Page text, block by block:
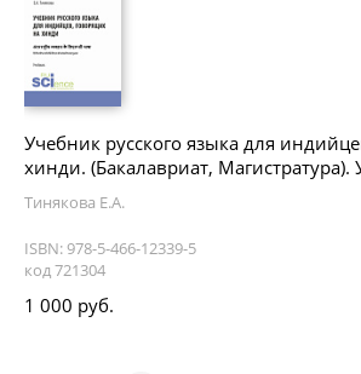
Учебник русского языка для
хинди. (Бакалавриат, Магистратура).
Тинякова Е.А.
ISBN: 978-5-466-12339-5
код 721304
1 000 руб.